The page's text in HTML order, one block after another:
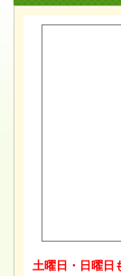
土曜日・日曜日